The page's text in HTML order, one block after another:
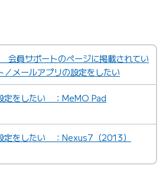
員サポートのページに掲載されてい
／メールアプリの設定をしたい
定をしたい ：MeMO Pad
定をしたい ：Nexus7（2013）